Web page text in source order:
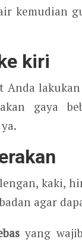
kemudian
kiri
Anda
gaya
kaki,
agar
yang